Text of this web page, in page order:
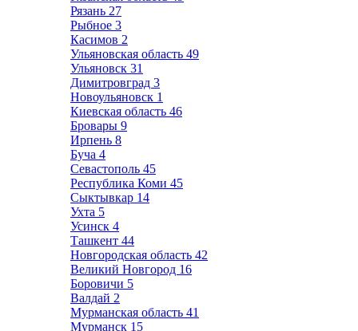
Рязань 27
Рыбное 3
Касимов 2
Ульяновская область 49
Ульяновск 31
Димитровград 3
Новоульяновск 1
Киевская область 46
Бровары 9
Ирпень 8
Буча 4
Севастополь 45
Республика Коми 45
Сыктывкар 14
Ухта 5
Усинск 4
Ташкент 44
Новгородская область 42
Великий Новгород 16
Боровичи 5
Валдай 2
Мурманская область 41
Мурманск 15